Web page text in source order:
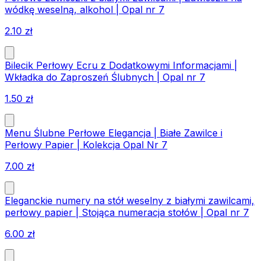
wódkę weselną, alkohol | Opal nr 7
2.10 zł
Bilecik Perłowy Ecru z Dodatkowymi Informacjami |
Wkładka do Zaproszeń Ślubnych | Opal nr 7
1.50 zł
Menu Ślubne Perłowe Elegancja | Białe Zawilce i
Perłowy Papier | Kolekcja Opal Nr 7
7.00 zł
Eleganckie numery na stół weselny z białymi zawilcami,
perłowy papier | Stojąca numeracja stołów | Opal nr 7
6.00 zł